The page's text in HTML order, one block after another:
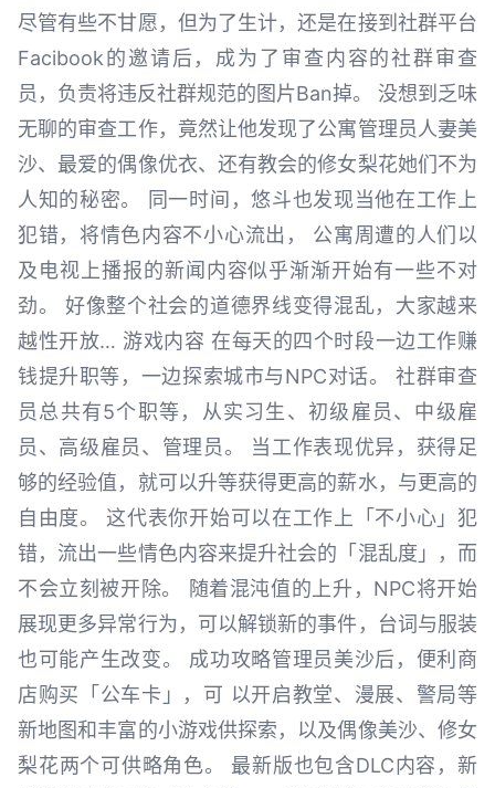
尽管有些不甘愿，但为了生计，还是在接到社群平台
Facibook的邀请后，成为了审查内容的社群审查
员，负责将违反社群规范的图片Ban掉。 没想到乏味
无聊的审查工作，竟然让他发现了公寓管理员人妻美
沙、最爱的偶像优衣、还有教会的修女梨花她们不为
人知的秘密。 同一时间，悠斗也发现当他在工作上
犯错，将情色内容不小心流出， 公寓周遭的人们以
及电视上播报的新闻内容似乎渐渐开始有一些不对
劲。 好像整个社会的道德界线变得混乱，大家越来
越性开放… 游戏内容 在每天的四个时段一边工作赚
钱提升职等，一边探索城市与NPC对话。 社群审查
员总共有5个职等，从实习生、初级雇员、中级雇
员、高级雇员、管理员。 当工作表现优异，获得足
够的经验值，就可以升等获得更高的薪水，与更高的
自由度。 这代表你开始可以在工作上「不小心」犯
错，流出一些情色内容来提升社会的「混乱度」，而
不会立刻被开除。 随着混沌值的上升，NPC将开始
展现更多异常行为，可以解锁新的事件，台词与服装
也可能产生改变。 成功攻略管理员美沙后，便利商
店购买「公车卡」，可 以开启教堂、漫展、警局等
新地图和丰富的小游戏供探索，以及偶像美沙、修女
梨花两个可供略角色。 最新版也包含DLC内容，新